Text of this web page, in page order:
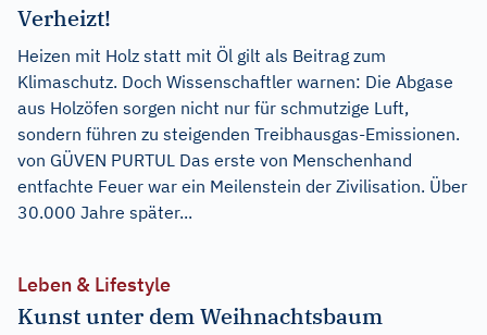
Verheizt!
Heizen mit Holz statt mit Öl gilt als Beitrag zum
Klimaschutz. Doch Wissenschaftler warnen: Die Abgase
aus Holzöfen sorgen nicht nur für schmutzige Luft,
sondern führen zu steigenden Treibhausgas-Emissionen.
von GÜVEN PURTUL Das erste von Menschenhand
entfachte Feuer war ein Meilenstein der Zivilisation. Über
30.000 Jahre später...
Leben & Lifestyle
Kunst unter dem Weihnachtsbaum